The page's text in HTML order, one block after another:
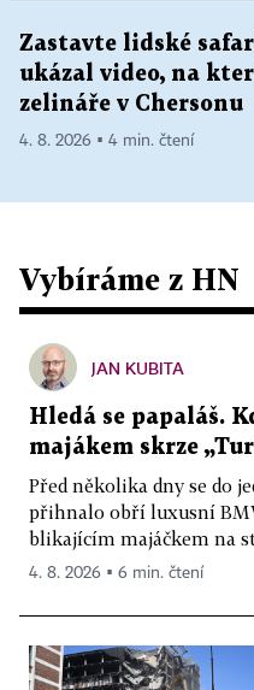
Zastavte lidské
ukázal video, na
zelináře v Chersonu
4. 8. 2026 ▪ 4 min. čtení
Vybíráme z HN
JAN KUBITA
Hledá se papaláš.
majákem skrze
Před několika dny se do
přihnalo obří luxusní
blikajícím majáčkem na
4. 8. 2026 ▪ 6 min. čtení